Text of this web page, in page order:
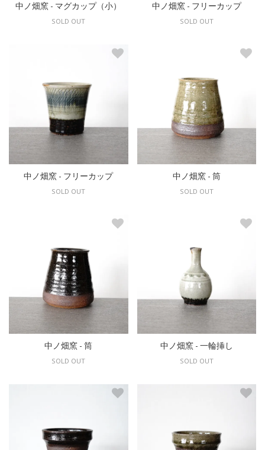
中ノ畑窯 - マグカップ（小）
SOLD OUT
中ノ畑窯 - フリーカップ
SOLD OUT
中ノ畑窯 - フリーカップ
SOLD OUT
中ノ畑窯 - 筒
SOLD OUT
中ノ畑窯 - 筒
SOLD OUT
中ノ畑窯 - 一輪挿し
SOLD OUT